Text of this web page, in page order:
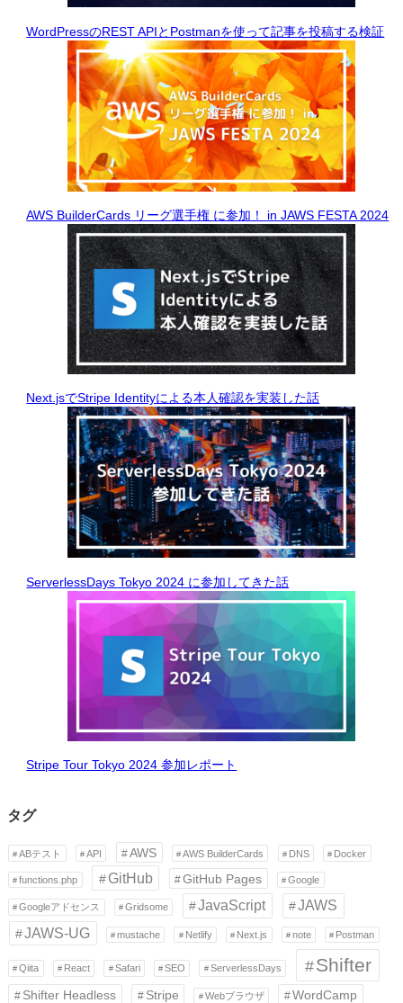
WordPressのREST APIとPostmanを使って記事を投稿する検証
AWS BuilderCards リーグ選手権 に参加！ in JAWS FESTA 2024
Next.jsでStripe Identityによる本人確認を実装した話
ServerlessDays Tokyo 2024 に参加してきた話
Stripe Tour Tokyo 2024 参加レポート
タグ
ABテスト API AWS AWS BuilderCards DNS Docker
functions.php GitHub GitHub Pages Google
Googleアドセンス Gridsome JavaScript
JAWS
JAWS-UG
mustache Netlify Next.js note Postman
Qiita React Safari SEO ServerlessDays Shifter
Shifter Headless Stripe Webブラウザ WordCamp